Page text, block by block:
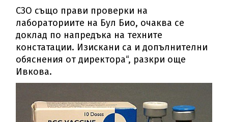
СЗО също прави проверки на
лабораториите на Бул Био, очаква се
доклад по напредъка на техните
констатации. Изискани са и допълнителни
обяснения от директора“, разкри още
Ивкова.